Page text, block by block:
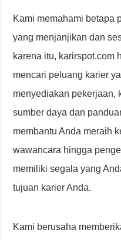
Kami memahami betapa
yang menjanjikan dan
karena itu, karirspot.com
mencari peluang karier
menyediakan pekerjaan,
sumber daya dan
membantu Anda meraih
wawancara hingga
memiliki segala yang
tujuan karier Anda.
Kami berusaha